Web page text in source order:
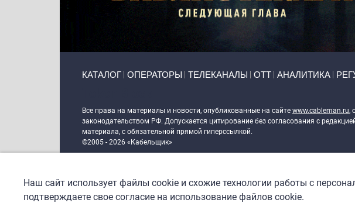
КАТАЛОГ ОПЕРАТОРЫ ТЕЛЕКАНАЛЫ ОТТ АНАЛИТИКА
Все права на материалы и новости, опубликованные на сайте www.cableman.ru,
законодательством РФ. Допускается цитирование без согласования с
материала, с обязательной прямой гиперссылкой.
©2005 - 2026 «Кабельщик»
DrupalCoder — поддержка сайта c 2017 года
Наш сайт использует файлы cookie и схожие технологии работы с
подтверждаете свое согласие на использование файлов cookie.